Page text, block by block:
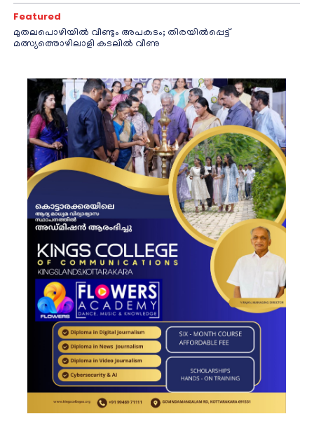
Featured
മുതലപൊഴിയിൽ വീണ്ടും അപകടം; തിരയിൽപ്പെട്ട്
മത്സ്യത്തൊഴിലാളി കടലിൽ വീണു